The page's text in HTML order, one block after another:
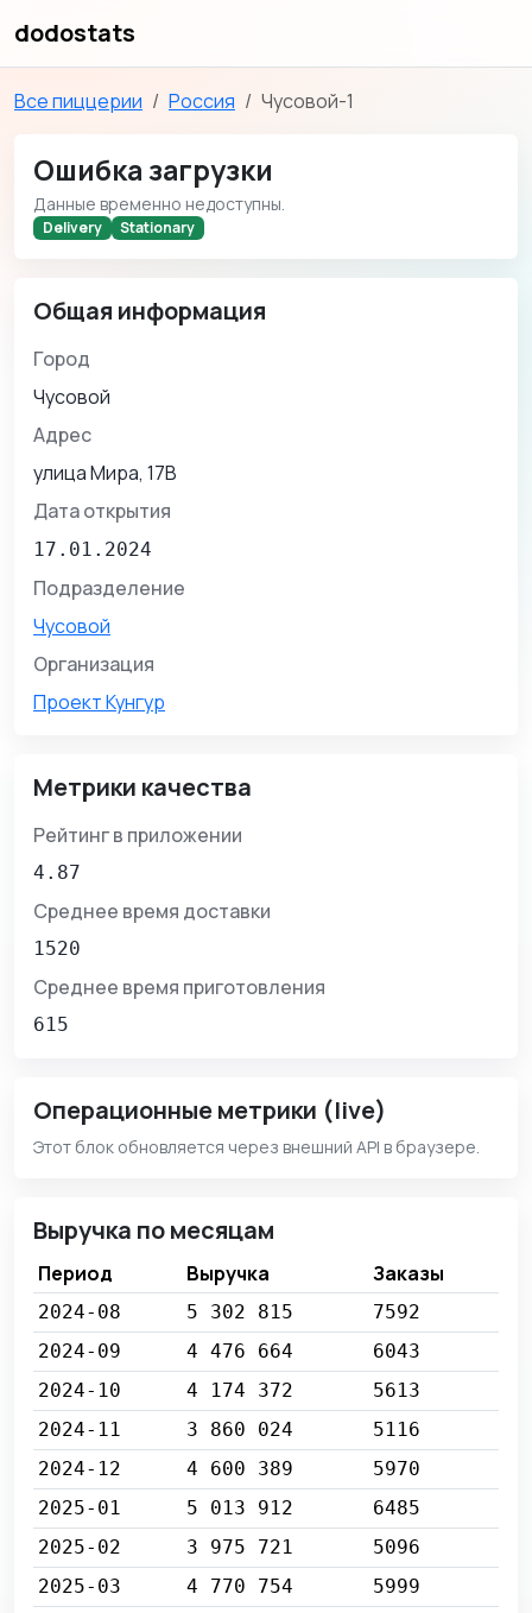
dodostats
Все пиццерии Россия Чусовой-1
Ошибка загрузки
Данные временно недоступны.
Delivery Stationary
Общая информация
Город
Чусовой
Адрес
улица Мира, 17В
Дата открытия
17.01.2024
Подразделение
Чусовой
Организация
Проект Кунгур
Метрики качества
Рейтинг в приложении
4.87
Среднее время доставки
1520
Среднее время приготовления
615
Операционные метрики (live)
Этот блок обновляется через внешний API в браузере.
Выручка по месяцам
Период Выручка Заказы
2024-08 5 302 815
7592
2024-09
4 476 664
6043
2024-10
4 174 372
5613
2024-11
3 860 024
5116
2024-12
4 600 389
5970
2025-01
5 013 912
6485
2025-02
3 975 721
5096
2025-03
4 770 754
5999